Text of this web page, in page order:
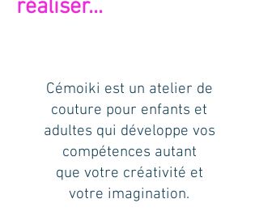
réaliser...
Cémoiki est un atelier de
couture pour enfants et
adultes qui développe vos
compétences autant
que votre créativité et
votre imagination.